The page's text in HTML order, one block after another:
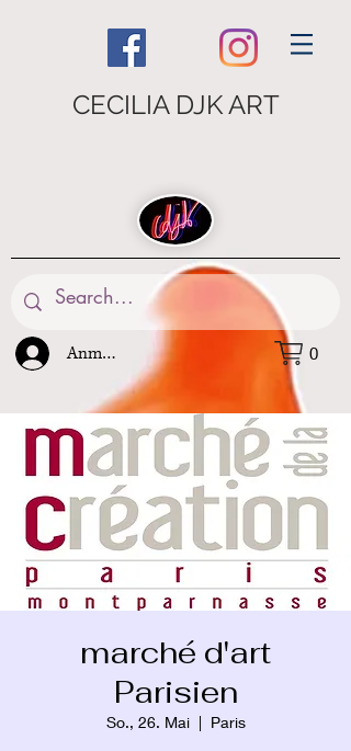
CECILIA DJK ART
Anmelden 0
marché d'art
Parisien
So., 26. Mai
  |
Paris